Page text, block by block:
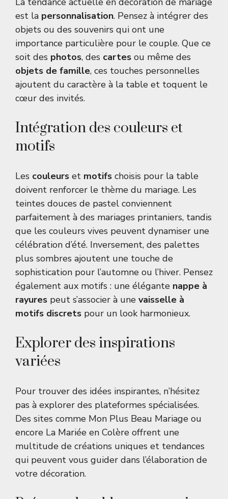
est la personnalisation. Pensez à intégrer des
objets ou des souvenirs qui ont une
importance particulière pour le couple. Que ce
soit des photos, des cartes ou même des
objets de famille, ces touches personnelles
ajoutent du caractère à la table et toquent le
cœur des invités.
Intégration des couleurs et
motifs
Les couleurs et motifs choisis pour la table
doivent renforcer le thème du mariage. Les
teintes douces de pastel conviennent
parfaitement à des mariages printaniers, tandis
que les couleurs vives peuvent dynamiser une
célébration d’été. Inversement, des palettes
plus sombres ajoutent une touche de
sophistication pour l’automne ou l’hiver. Pensez
également aux motifs : une élégante nappe à
rayures peut s’associer à une vaisselle à
motifs discrets pour un look harmonieux.
Explorer des inspirations
variées
Pour trouver des idées inspirantes, n’hésitez
pas à explorer des plateformes spécialisées.
Des sites comme Mon Plus Beau Mariage ou
encore La Mariée en Colère offrent une
multitude de créations uniques et tendances
qui peuvent vous guider dans l’élaboration de
votre décoration.